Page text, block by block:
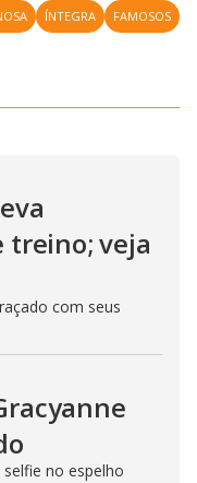
ÍNTEGRA FAMOSOS
treino; veja
com seus
no espelho